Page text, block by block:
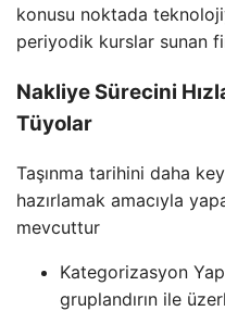
konusu noktada
periyodik kurslar sunan
Nakliye Sürecini
Tüyolar
Taşınma tarihini daha
hazırlamak amacıyla
mevcuttur
Kategorizasyon
gruplandırın ile